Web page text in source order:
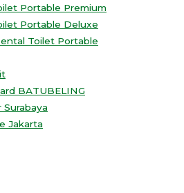
Portable Premium
Portable Deluxe
Toilet Portable
BATUBELING
Surabaya
Jakarta